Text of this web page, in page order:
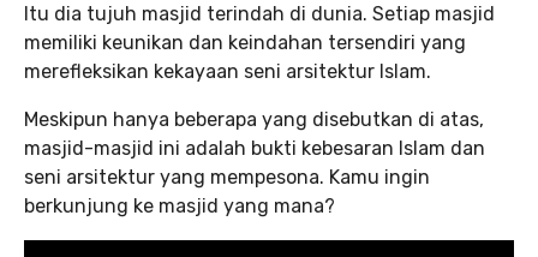
Itu dia tujuh masjid terindah di dunia. Setiap masjid
memiliki keunikan dan keindahan tersendiri yang
merefleksikan kekayaan seni arsitektur Islam.
Meskipun hanya beberapa yang disebutkan di atas,
masjid-masjid ini adalah bukti kebesaran Islam dan
seni arsitektur yang mempesona. Kamu ingin
berkunjung ke masjid yang mana?